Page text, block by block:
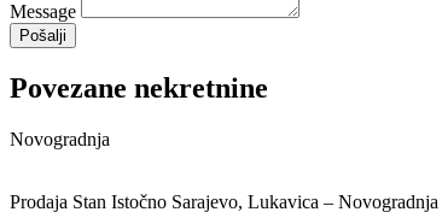
Message
Pošalji
Povezane nekretnine
Novogradnja
Prodaja Stan Istočno Sarajevo, Lukavica – Novogradnja